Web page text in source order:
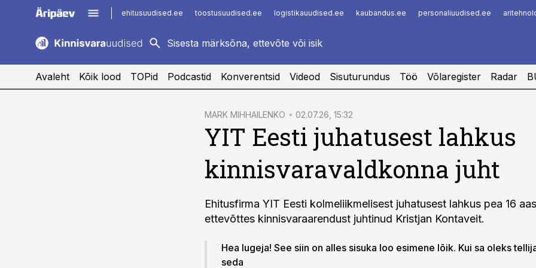
ehitusuudised.ee toostusuudised.ee logistikauudised.ee kaubandus.ee personaliuudised.ee
kaubandus.ee
logistikauudised.ee
imelineajalugu.ee
Infopank
Avaleht Kõik lood TOPid Podcastid Konverentsid Videod Sisuturundus Töö Võlaregister Radar
MARK MIHHAILENKO 02.07.26, 15:32
YIT Eesti juhatusest lahkus
kinnisvaravaldkonna juht
Ehitusfirma YIT Eesti kolmeliikmelisest juhatusest lahkus pea 16
ettevõttes kinnisvaraarendust juhtinud Kristjan Kontaveit.
Hea lugeja! See siin on alles sisuka loo esimene lõik. Kui sa oleks
seda